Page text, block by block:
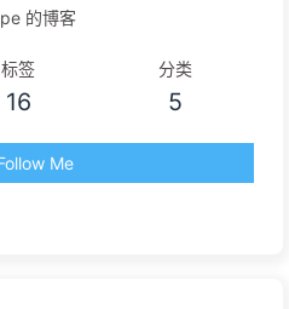
的博客
标签
16
分类
5
Me